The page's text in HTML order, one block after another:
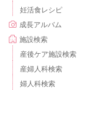
妊活食レシピ
成長アルバム
施設検索
産後ケア施設検索
産婦人科検索
婦人科検索